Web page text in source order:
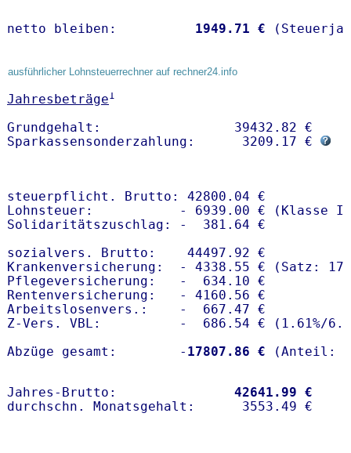
netto bleiben: 1949.71 €
ausführlicher Lohnsteuerrechner auf rechner24.info
Jahresbeträge1
Grundgehalt:                 39432.82 €
Sparkassensonderzahlung:      3209.17 €
steuerpflicht. Brutto: 42800.04 €
Lohnsteuer:           - 6939.00 € (Klasse I)
Solidaritätszuschlag: -  381.64 €
sozialvers. Brutto:    44497.92 €
Krankenversicherung:  - 4338.55 € (Satz:
Pflegeversicherung:   -  634.10 €
Rentenversicherung:   - 4160.56 €
Arbeitslosenvers.:    -  667.47 €
Z-Vers. VBL:          -  686.54 € ( 1.61%/
Abzüge gesamt:        - 17807.86 €
Jahres-Brutto: 42641.99 €